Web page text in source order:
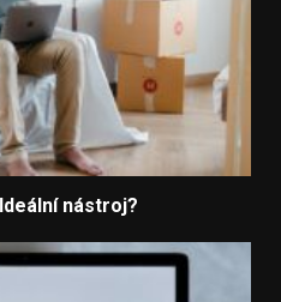
nástroj?